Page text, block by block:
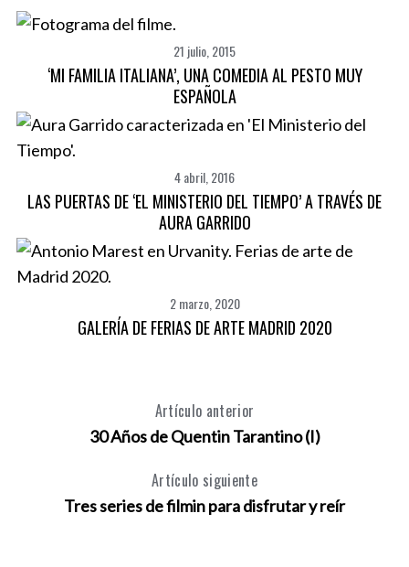
21 julio, 2015
‘MI FAMILIA ITALIANA’, UNA COMEDIA AL PESTO MUY
ESPAÑOLA
4 abril, 2016
LAS PUERTAS DE ‘EL MINISTERIO DEL TIEMPO’ A TRAVÉS DE
AURA GARRIDO
2 marzo, 2020
GALERÍA DE FERIAS DE ARTE MADRID 2020
Artículo anterior
30 Años de Quentin Tarantino (I)
Artículo siguiente
Tres series de filmin para disfrutar y reír